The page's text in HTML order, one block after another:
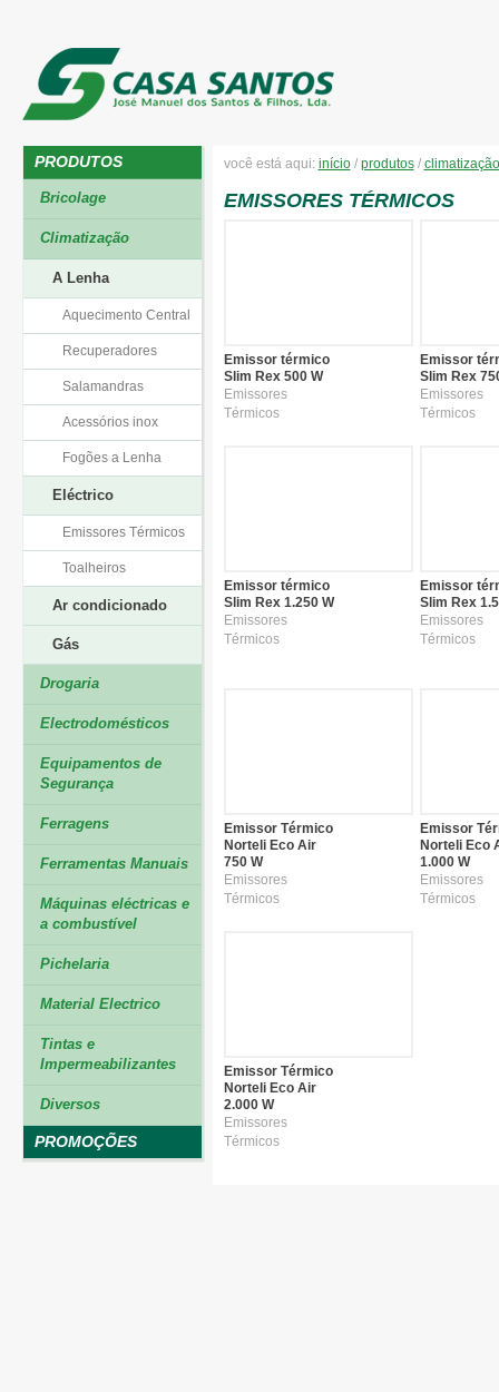
PRODUTOS
Bricolage
Climatização
A Lenha
Aquecimento Central
Recuperadores
Salamandras
Acessórios inox
Fogões a Lenha
Eléctrico
Emissores Térmicos
Toalheiros
Ar condicionado
Gás
Drogaria
Electrodomésticos
Equipamentos de
Segurança
Ferragens
Ferramentas Manuais
Máquinas eléctricas e
a combustível
Pichelaria
Material Electrico
Tintas e
Impermeabilizantes
Diversos
PROMOÇÕES
você está aqui: início/ produtos/ climatização
EMISSORES TÉRMICOS
Emissor térmico
Slim Rex 500 W
Emissores
Térmicos
Emissor
Slim Rex
Emissores
Térmicos
Emissor térmico
Slim Rex 1.250 W
Emissores
Térmicos
Emissor
Slim Rex
Emissores
Térmicos
Emissor Térmico
Norteli Eco Air
750 W
Emissores
Térmicos
Emissor
Norteli Eco
1.000 W
Emissores
Térmicos
Emissor Térmico
Norteli Eco Air
2.000 W
Emissores
Térmicos